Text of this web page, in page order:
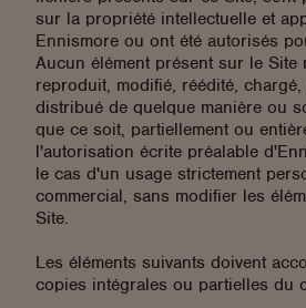
sur la propriété intellectuelle et
Ennismore ou ont été autorisés
Aucun élément présent sur le Site
reproduit, modifié, réédité,
distribué de quelque manière ou
que ce soit, partiellement ou
l'autorisation écrite préalable
le cas d'un usage strictement
commercial, sans modifier les
Site.
Les éléments suivants doivent
copies intégrales ou partielles du